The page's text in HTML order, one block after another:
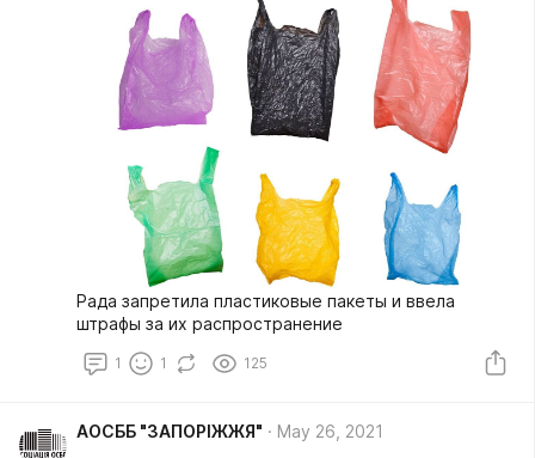
Рада запретила пластиковые пакеты и ввела
штрафы за их распространение
1 1 125
АОСББ "ЗАПОРІЖЖЯ" May 26, 2021